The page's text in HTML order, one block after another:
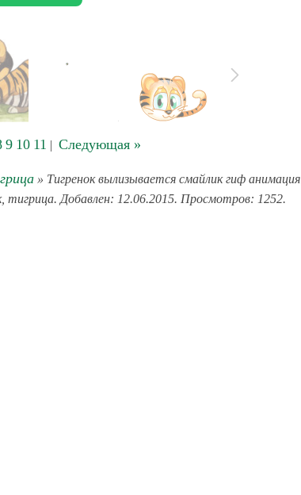
9 10 11 | Следующая »
» Тигренок вылизывается смайлик гиф анимация
тигрица. Добавлен: 12.06.2015. Просмотров: 1252.